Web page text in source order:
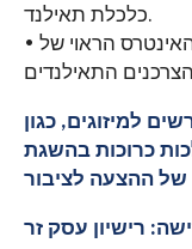
כלכלת תאילנד.
• למיזוג אין השלכות מהותיות על האינטרס הראוי של
למיזוגים, כגון
כרוכות בהשגת
רישיון עסק זר